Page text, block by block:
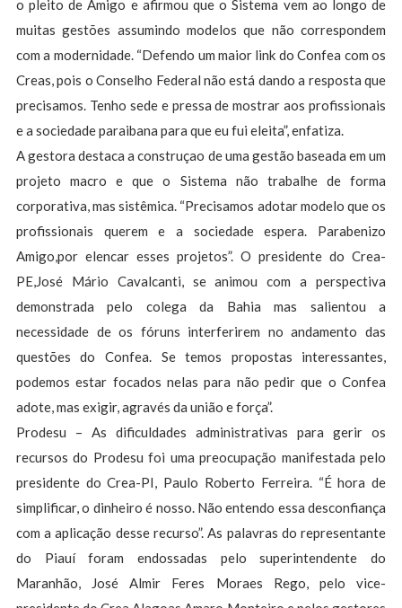
o pleito de Amigo e afirmou que o Sistema vem ao longo de
muitas gestões assumindo modelos que não correspondem
com a modernidade. “Defendo um maior link do Confea com os
Creas, pois o Conselho Federal não está dando a resposta que
precisamos. Tenho sede e pressa de mostrar aos profissionais
e a sociedade paraibana para que eu fui eleita”, enfatiza.
A gestora destaca a construçao de uma gestão baseada em um
projeto macro e que o Sistema não trabalhe de forma
corporativa, mas sistêmica. “Precisamos adotar modelo que os
profissionais querem e a sociedade espera. Parabenizo
Amigo,por elencar esses projetos”. O presidente do Crea-
PE,José Mário Cavalcanti, se animou com a perspectiva
demonstrada pelo colega da Bahia mas salientou a
necessidade de os fóruns interferirem no andamento das
questões do Confea. Se temos propostas interessantes,
podemos estar focados nelas para não pedir que o Confea
adote, mas exigir, agravés da união e força”.
Prodesu – As dificuldades administrativas para gerir os
recursos do Prodesu foi uma preocupação manifestada pelo
presidente do Crea-PI, Paulo Roberto Ferreira. “É hora de
simplificar, o dinheiro é nosso. Não entendo essa desconfiança
com a aplicação desse recurso”. As palavras do representante
do Piauí foram endossadas pelo superintendente do
Maranhão, José Almir Feres Moraes Rego, pelo vice-